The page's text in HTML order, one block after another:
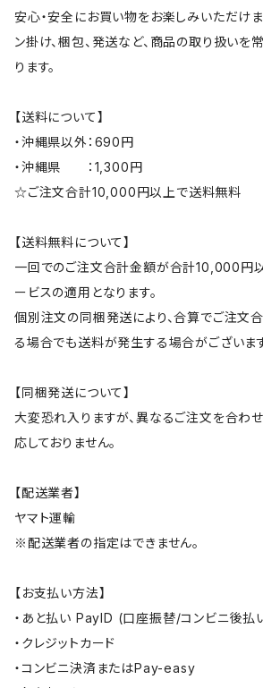
安心・安全にお買い物をお楽しみいただけま
ン掛け、梱包、発送など、商品の取り扱いを
ります。
【送料について】
・沖縄県以外：690円
・沖縄県 ：1,300円
☆ご注文合計10,000円以上で送料無料
【送料無料について】
一回でのご注文合計金額が合計10,000円
ービスの適用となります。
個別注文の同梱発送により、合算でご注文
る場合でも送料が発生する場合がございます
【同梱発送について】
大変恐れ入りますが、異なるご注文を合わ
応しておりません。
【配送業者】
ヤマト運輸
※配送業者の指定はできません。
【お支払い方法】
・あと払い PayID (口座振替/コンビニ後払
・クレジットカード
・コンビニ決済またはPay-easy